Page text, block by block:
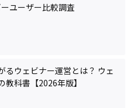
ユーザー比較調査
るウェビナー運営とは？ ウェ
教科書【2026年版】